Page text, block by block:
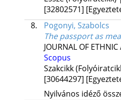
[32802571]
8.
Pogonyi, Szabolcs
The passport as
JOURNAL OF
Scopus
Szakcikk
[30644297]
Nyilvános idéző